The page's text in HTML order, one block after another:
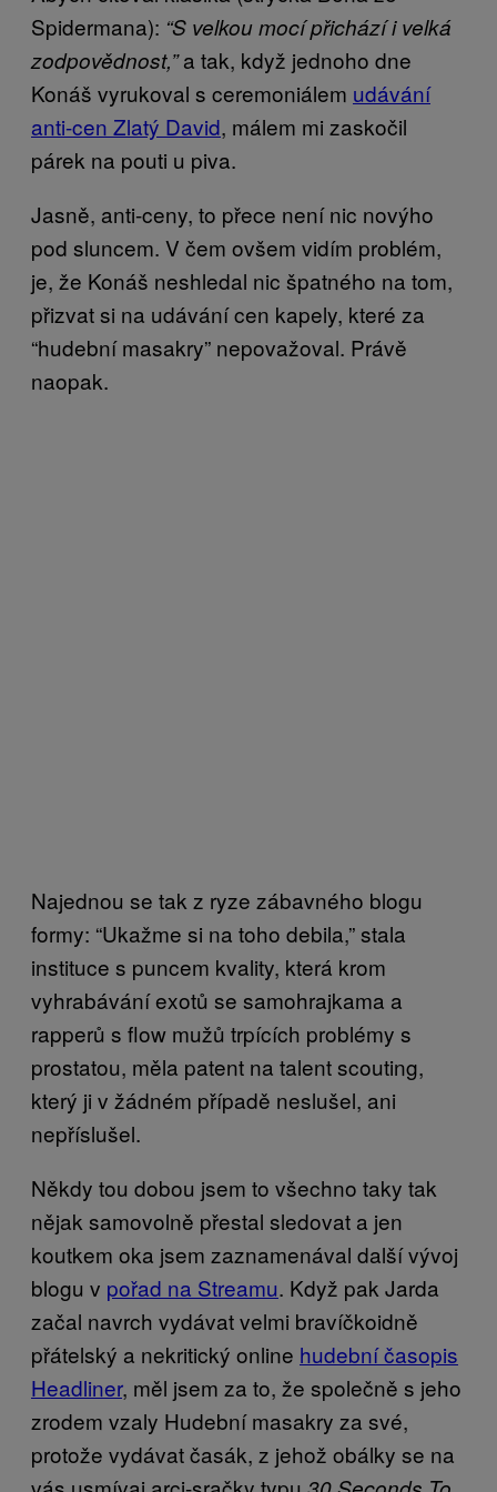
Spidermana): “S velkou mocí přichází i velká
zodpovědnost,”a tak, když jednoho dne
Konáš vyrukoval s ceremoniálem udávání
anti-cen Zlatý David, málem mi zaskočil
párek na pouti u piva.
Jasně, anti-ceny, to přece není nic novýho
pod sluncem. V čem ovšem vidím problém,
je, že Konáš neshledal nic špatného na tom,
přizvat si na udávání cen kapely, které za
“hudební masakry” nepovažoval. Právě
naopak.
Najednou se tak z ryze zábavného blogu
formy: “Ukažme si na toho debila,” stala
instituce s puncem kvality, která krom
vyhrabávání exotů se samohrajkama a
rapperů s flow mužů trpících problémy s
prostatou, měla patent na talent scouting,
který ji v žádném případě neslušel, ani
nepříslušel.
Někdy tou dobou jsem to všechno taky tak
nějak samovolně přestal sledovat a jen
koutkem oka jsem zaznamenával další vývoj
blogu v pořad na Streamu. Když pak Jarda
začal navrch vydávat velmi bravíčkoidně
přátelský a nekritický online hudební časopis
Headliner, měl jsem za to, že společně s jeho
zrodem vzaly Hudební masakry za své,
protože vydávat časák, z jehož obálky se na